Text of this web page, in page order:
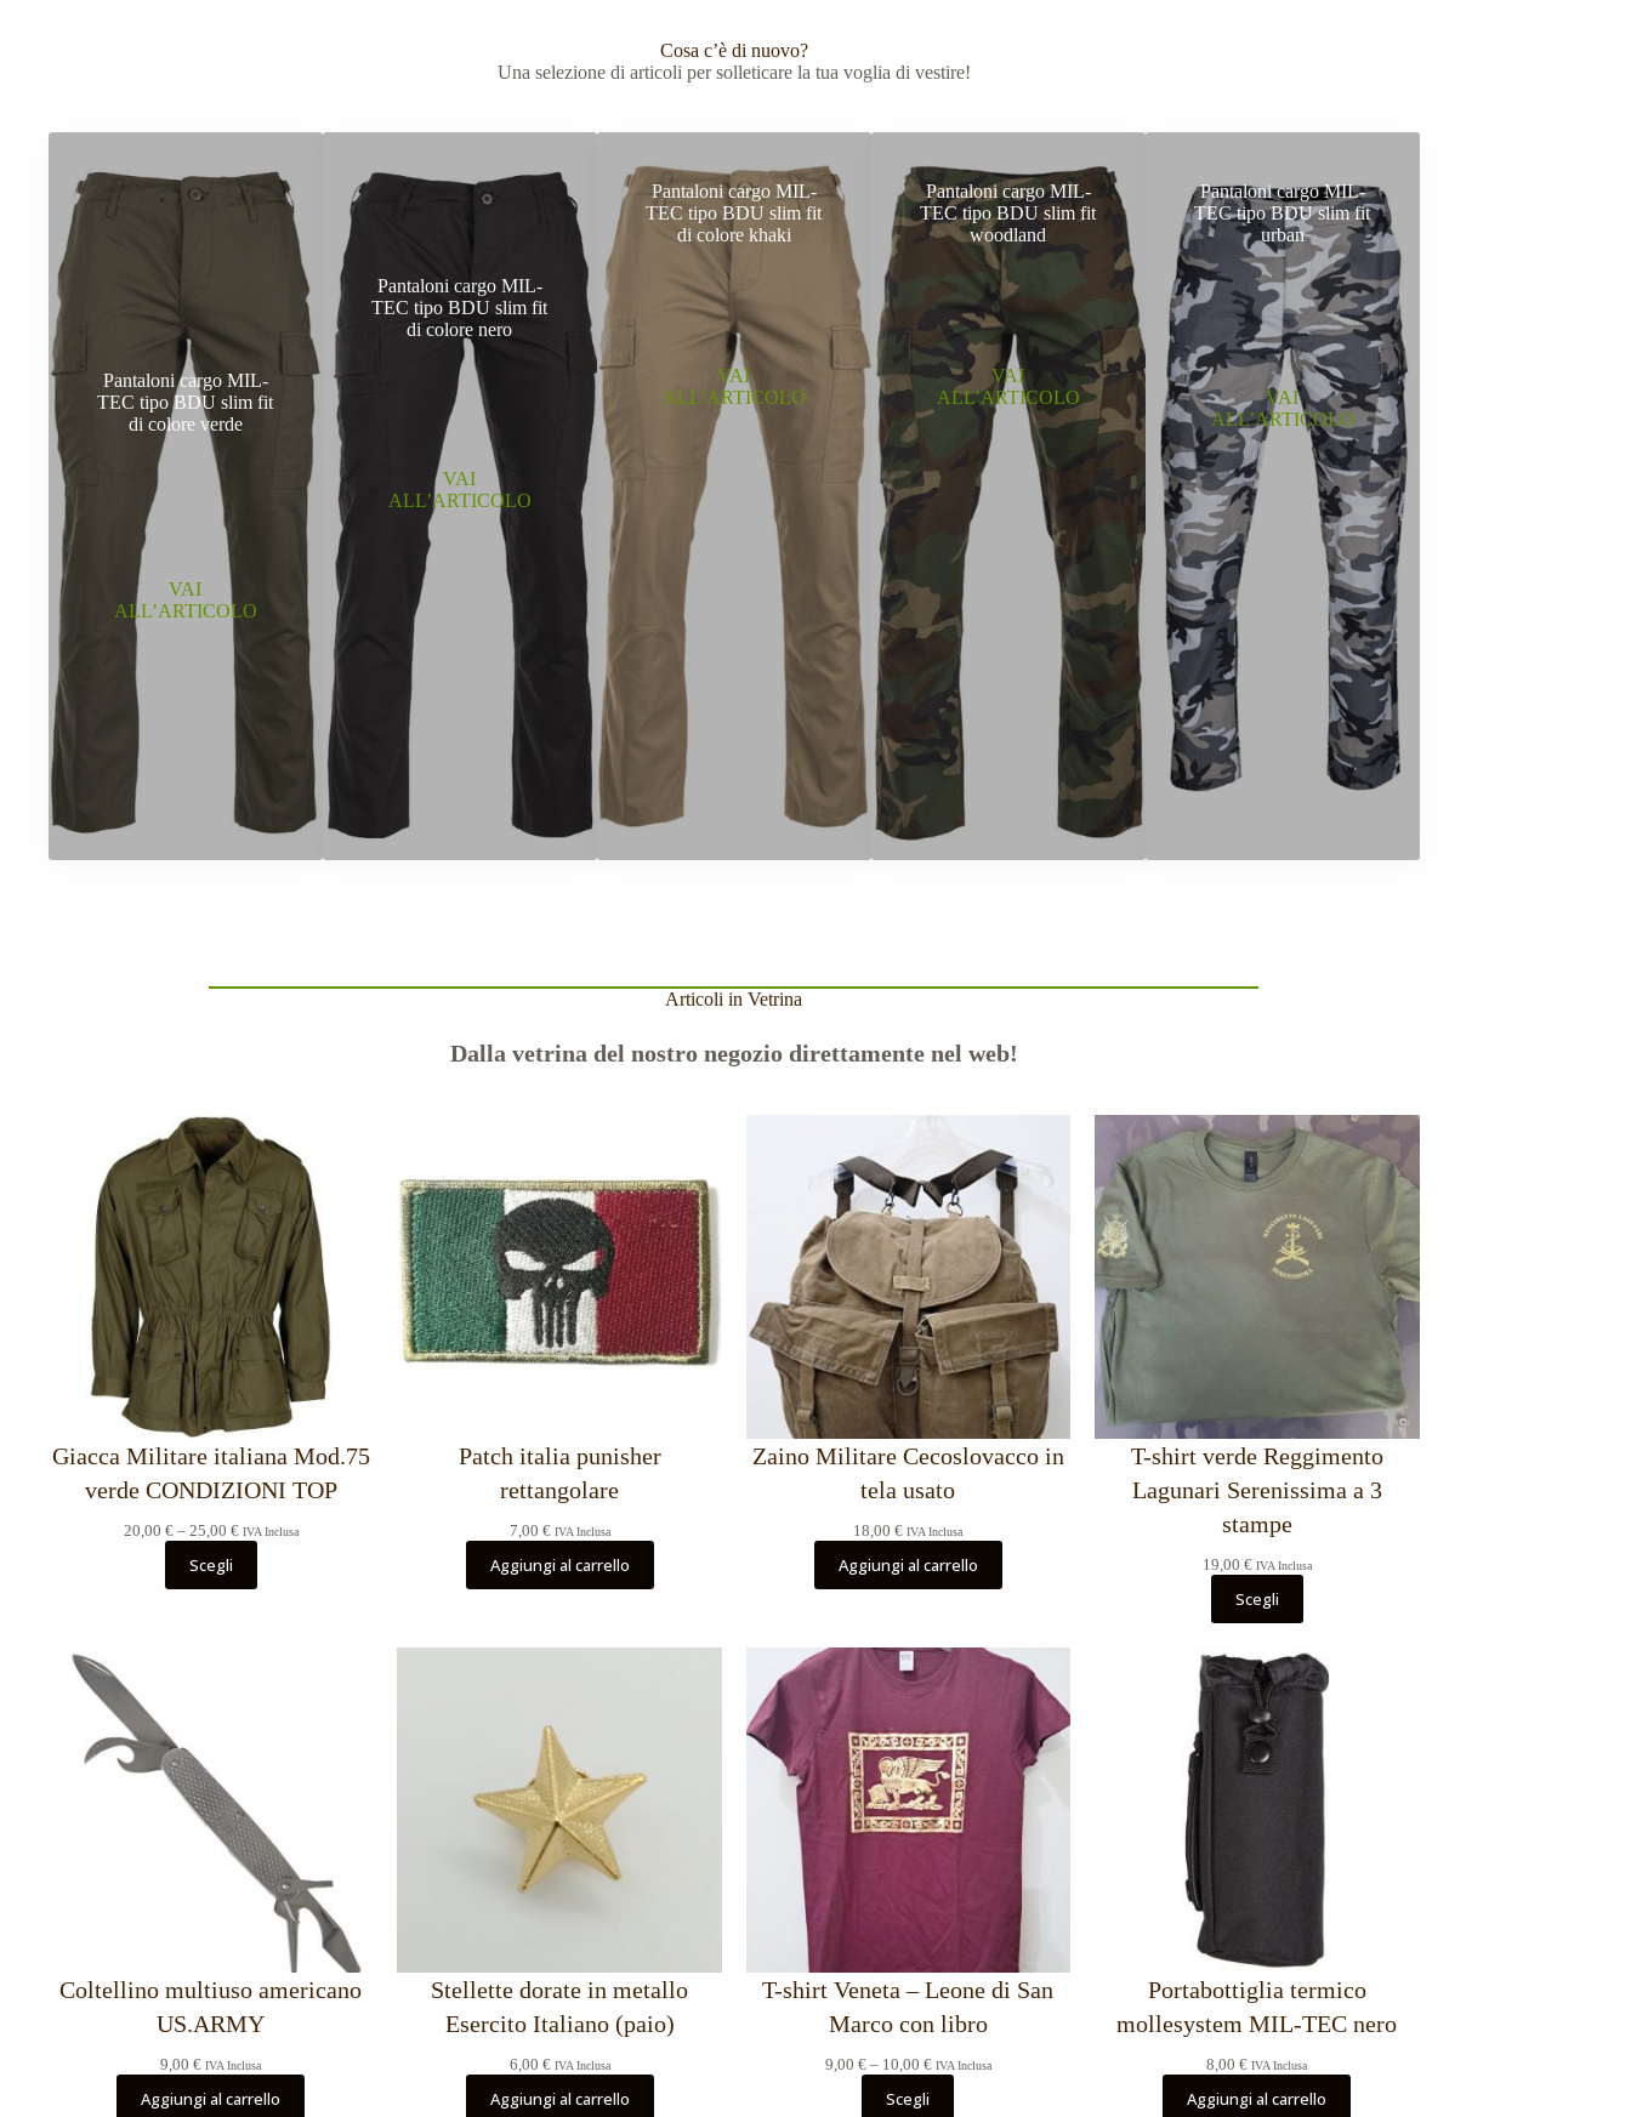
Cosa c’è di nuovo?
Una selezione di articoli per solleticare la tua voglia di vestire!
Pantaloni cargo MIL-
TEC tipo BDU slim fit
di colore verde
VAI
ALL’ARTICOLO
Pantaloni cargo MIL-
TEC tipo BDU slim fit
di colore nero
VAI
ALL’ARTICOLO
Pantaloni cargo MIL-
TEC tipo BDU slim fit
di colore khaki
VAI
ALL’ARTICOLO
Pantaloni cargo MIL-
TEC tipo BDU slim fit
woodland
VAI
ALL’ARTICOLO
Pantaloni cargo MIL-
TEC tipo BDU slim fit
urban
VAI
ALL’ARTICOLO
Articoli in Vetrina
Dalla vetrina del nostro negozio direttamente nel web!
Giacca Militare italiana Mod.75
verde CONDIZIONI TOP
20,00 € – 25,00 €Fascia
da
IVA Inclusa
Scegli
Patch italia punisher
rettangolare
7,00 € IVA Inclusa
Aggiungi al carrello
Zaino Militare Cecoslovacco in
tela usato
18,00€ IVA Inclusa
Aggiungi al carrello
T-shirt verde Reggimento
Lagunari Serenissima a 3
stampe
19,00 € IVA Inclusa
Scegli
Coltellino multiuso americano
US.ARMY
9,00€ IVA Inclusa
Aggiungi al carrello
Stellette dorate in metallo
Esercito Italiano (paio)
6,00 € IVA Inclusa
Aggiungi al carrello
T-shirt Veneta – Leone di San
Marco con libro
9,00 € – 10,00 €Fascia
IVA Inclusa
Scegli
Portabottiglia termico
mollesystem MIL-TEC nero
8,00€ IVA Inclusa
Aggiungi al carrello